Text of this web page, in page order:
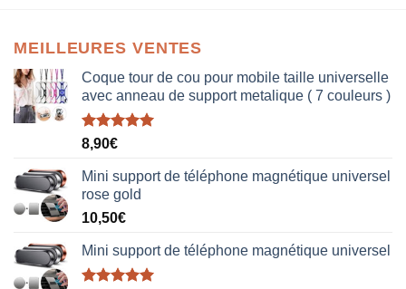
MEILLEURES VENTES
Coque tour de cou pour mobile taille universelle
avec anneau de support metalique ( 7 couleurs )
Note5.00
8,90€
Mini support de téléphone magnétique universel
rose gold
10,50€
Mini support de téléphone magnétique universel